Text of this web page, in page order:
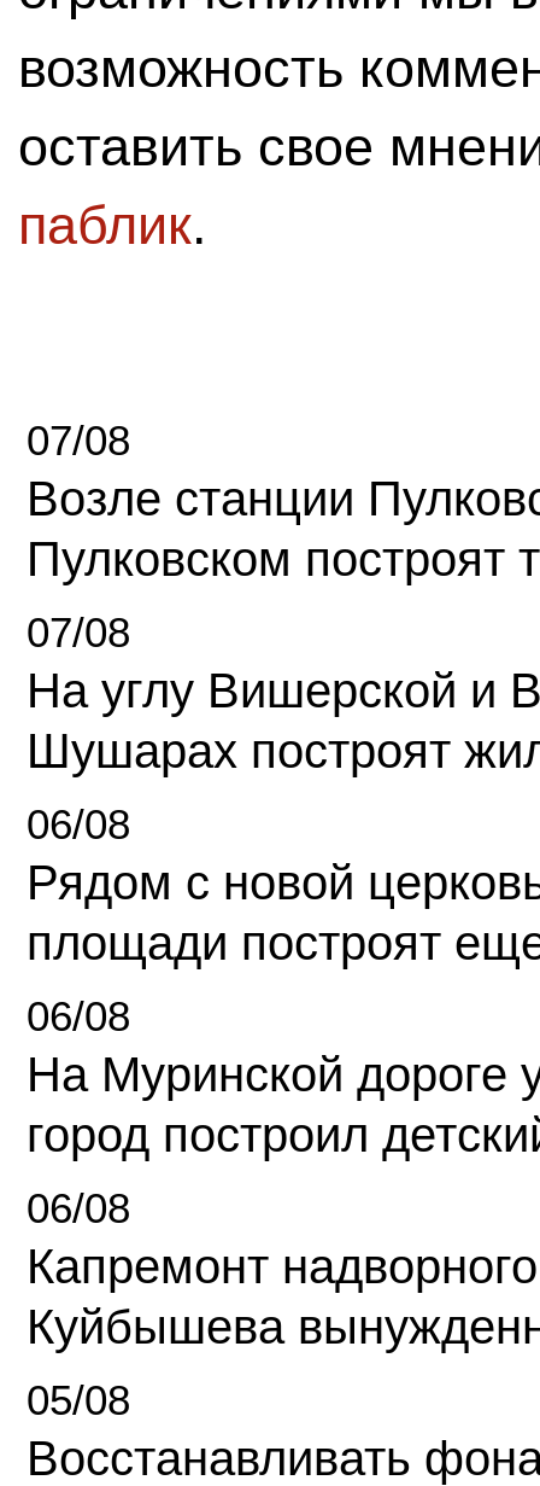
возможность
оставить свое
паблик.
07/08
Возле станции
Пулковском построят
07/08
На углу Вишерской и
Шушарах построят
06/08
Рядом с новой
площади построят
06/08
На Муринской дороге
город построил
06/08
Капремонт
Куйбышева
05/08
Восстанавливать